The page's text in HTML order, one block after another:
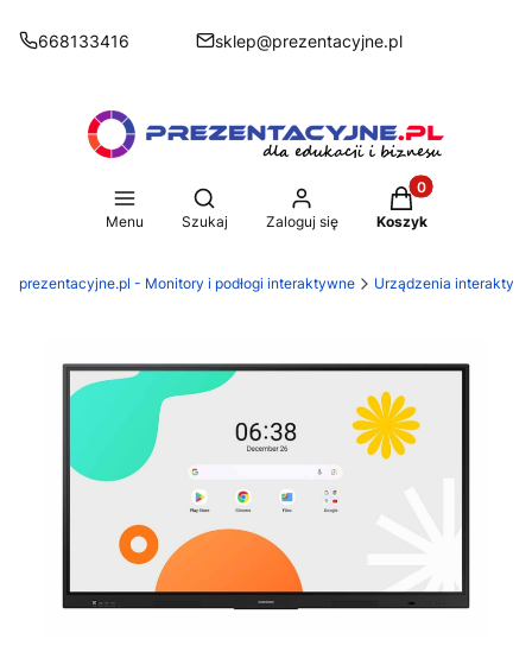
668133416 sklep@prezentacyjne.pl
Menu
Otwórz wyszukiwarkę
Szukaj Zaloguj się
Produkty w
Koszyk
prezentacyjne.pl - Monitory i podłogi interaktywne Urządzenia